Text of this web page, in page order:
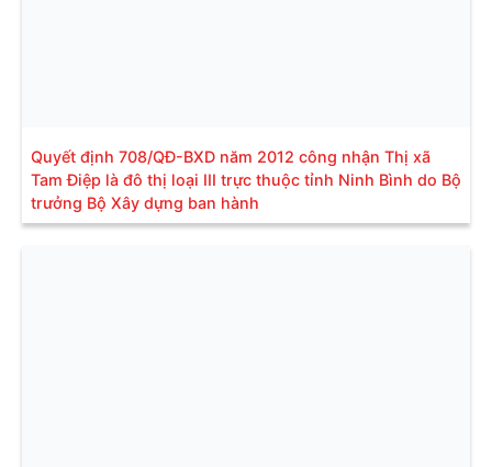
Quyết định 708/QĐ-BXD năm 2012 công nhận Thị xã
Tam Điệp là đô thị loại III trực thuộc tỉnh Ninh Bình do Bộ
trưởng Bộ Xây dựng ban hành